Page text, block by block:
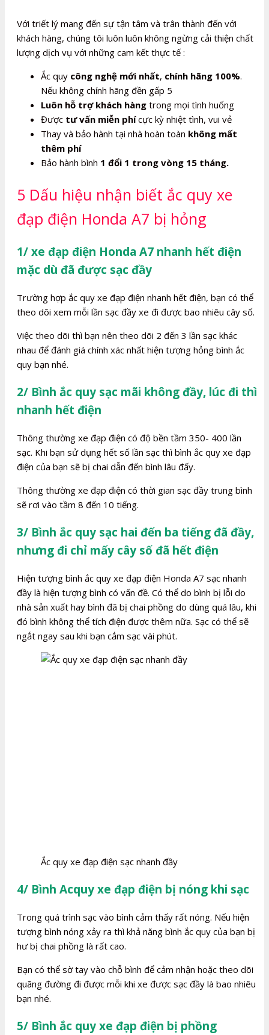
Với triết lý mang đến sự tận tâm và trân thành đến với
khách hàng, chúng tôi luôn luôn không ngừng cải thiện chất
lượng dịch vụ với những cam kết thực tế :
Ắc quy công nghệ mới nhất, chính hãng 100%.
Nếu không chính hãng đền gấp 5
Luôn hỗ trợ khách hàng trong mọi tình huống
Được tư vấn miễn phícực kỳ nhiệt tình, vui vẻ
Thay và bảo hành tại nhà hoàn toàn không mất
thêm phí
Bảo hành bình 1 đổi 1 trong vòng 15 tháng.
5 Dấu hiệu nhận biết ắc quy xe
đạp điện Honda A7 bị hỏng
1/ xe đạp điện Honda A7 nhanh hết điện
mặc dù đã được sạc đầy
Trường hợp ắc quy xe đạp điện nhanh hết điện, bạn có thể
theo dõi xem mỗi lần sạc đầy xe đi được bao nhiêu cây số.
Việc theo dõi thì bạn nên theo dõi 2 đến 3 lần sạc khác
nhau để đánh giá chính xác nhất hiện tượng hỏng bình ắc
quy bạn nhé.
2/ Bình ắc quy sạc mãi không đầy, lúc đi thì
nhanh hết điện
Thông thường xe đạp điện có độ bền tầm 350- 400 lần
sạc. Khi bạn sử dụng hết số lần sạc thì bình ắc quy xe đạp
điện của bạn sẽ bị chai dẫn đến bình lâu đấy.
Thông thường xe đạp điện có thời gian sạc đầy trung bình
sẽ rơi vào tầm 8 đến 10 tiếng.
3/ Bình ắc quy sạc hai đến ba tiếng đã đầy,
nhưng đi chỉ mấy cây số đã hết điện
Hiện tượng bình ắc quy xe đạp điện Honda A7 sạc nhanh
đầy là hiện tượng bình có vấn đề. Có thể do bình bị lỗi do
nhà sản xuất hay bình đã bị chai phồng do dùng quá lâu, khi
đó bình không thể tích điện được thêm nữa. Sạc có thể sẽ
ngắt ngay sau khi bạn cắm sạc vài phút.
Ắc quy xe đạp điện sạc nhanh đầy
4/ Bình Acquy xe đạp điện bị nóng khi sạc
Trong quá trình sạc vào bình cảm thấy rất nóng. Nếu hiện
tượng bình nóng xảy ra thì khả năng bình ắc quy của bạn bị
hư bị chai phồng là rất cao.
Bạn có thể sờ tay vào chỗ bình để cảm nhận hoặc theo dõi
quãng đường đi được mỗi khi xe được sạc đầy là bao nhiêu
bạn nhé.
5/ Bình ắc quy xe đạp điện bị phồng